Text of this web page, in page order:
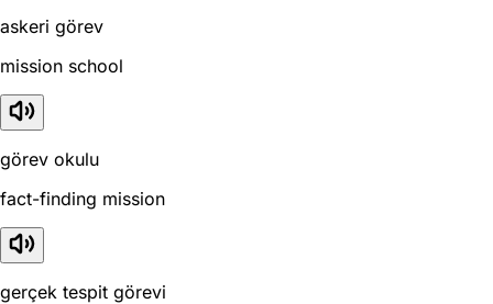
askeri görev
mission school
görev okulu
fact-finding mission
gerçek tespit görevi